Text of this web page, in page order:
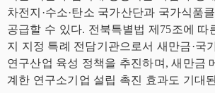
차전지·수소·탄소 국가산단과 국가식품
공급할 수 있다. 전북특별법 제75조에 따
지 지정 특례 전담기관으로서 새만금·국
연구산업 육성 정책을 추진하며, 새만금
계한 연구소기업 설립 촉진 효과도 기대